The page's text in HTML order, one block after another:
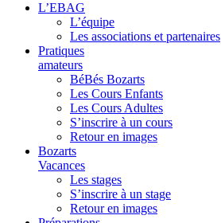
L’EBAG
L’équipe
Les associations et partenaires
Pratiques
amateurs
BéBés Bozarts
Les Cours Enfants
Les Cours Adultes
S’inscrire à un cours
Retour en images
Bozarts
Vacances
Les stages
S’inscrire à un stage
Retour en images